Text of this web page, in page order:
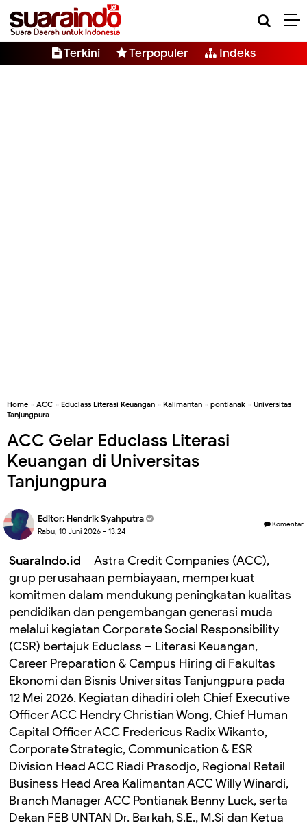
Terkini Terpopuler Indeks
Home » ACC » Educlass Literasi Keuangan » Kalimantan » pontianak » Universitas
Tanjungpura
ACC Gelar Educlass Literasi
Keuangan di Universitas
Tanjungpura
Editor: Hendrik Syahputra
Rabu, 10 Juni 2026 - 13.24
Komentar
SuaraIndo.id – Astra Credit Companies (ACC),
grup perusahaan pembiayaan, memperkuat
komitmen dalam mendukung peningkatan kualitas
pendidikan dan pengembangan generasi muda
melalui kegiatan Corporate Social Responsibility
(CSR) bertajuk Educlass – Literasi Keuangan,
Career Preparation & Campus Hiring di Fakultas
Ekonomi dan Bisnis Universitas Tanjungpura pada
12 Mei 2026. Kegiatan dihadiri oleh Chief Executive
Officer ACC Hendry Christian Wong, Chief Human
Capital Officer ACC Fredericus Radix Wikanto,
Corporate Strategic, Communication & ESR
Division Head ACC Riadi Prasodjo, Regional Retail
Business Head Area Kalimantan ACC Willy Winardi,
Branch Manager ACC Pontianak Benny Luck, serta
Dekan FEB UNTAN Dr. Barkah, S.E., M.Si dan Ketua